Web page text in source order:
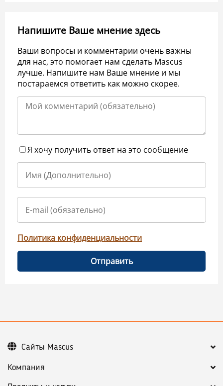
Напишите Ваше мнение здесь
Ваши вопросы и комментарии очень важны
для нас, это помогает нам сделать Mascus
лучше. Напишите нам Ваше мнение и мы
постараемся ответить как можно скорее.
Я хочу получить ответ на это сообщение
Политика конфиденциальности
Отправить
Компания
Сайты Mascus